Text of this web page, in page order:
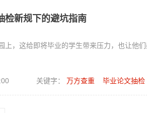
检新规下的避坑指南
上，这给即将毕业的学生带来压力，也让他
关键字： 万方查重 毕业论文抽检